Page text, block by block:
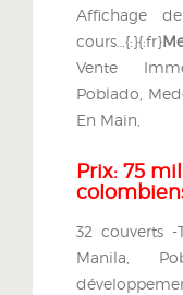
Affichage de
cours…{:}{:fr}
Vente
Poblado,
En Main
Prix: 75
32 couverts -
Manila,